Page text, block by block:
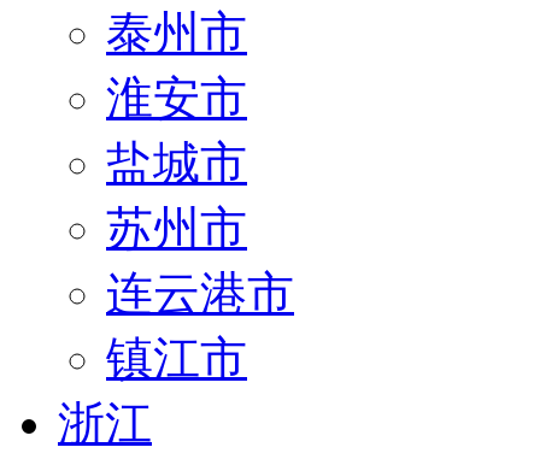
泰州市
淮安市
盐城市
苏州市
连云港市
镇江市
浙江